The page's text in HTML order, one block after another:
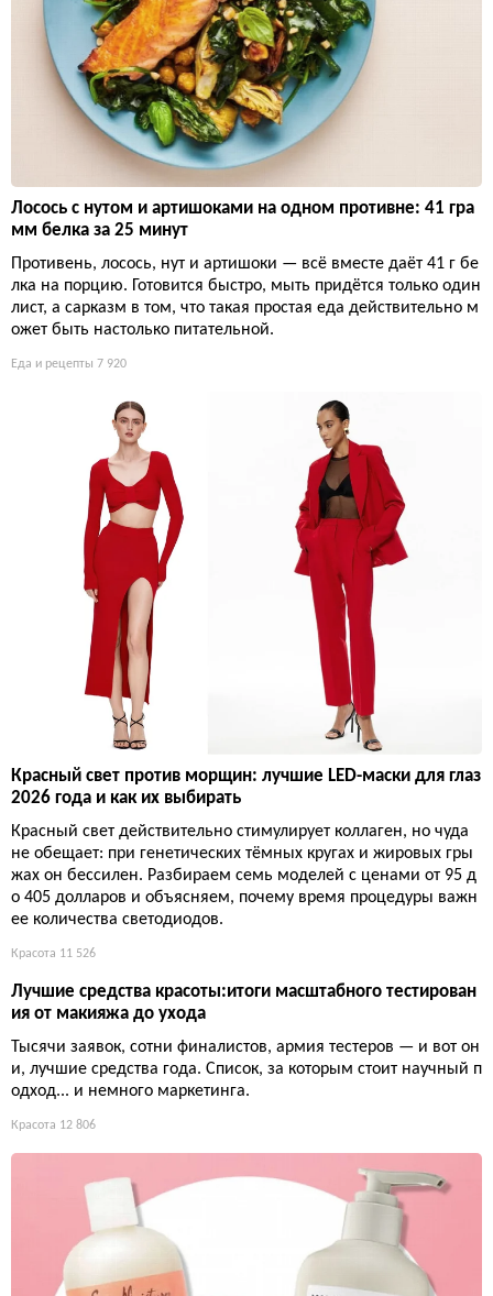
Лосось с нутом и артишоками на одном противне: 41 гра
мм белка за 25 минут
Противень, лосось, нут и артишоки — всё вместе даёт 41 г бе
лка на порцию. Готовится быстро, мыть придётся только один
лист, а сарказм в том, что такая простая еда действительно м
ожет быть настолько питательной.
Еда и рецепты 7 920
Красный свет против морщин: лучшие LED-маски для глаз
2026 года и как их выбирать
Красный свет действительно стимулирует коллаген, но чуда
не обещает: при генетических тёмных кругах и жировых гры
жах он бессилен. Разбираем семь моделей с ценами от 95 д
о 405 долларов и объясняем, почему время процедуры важн
ее количества светодиодов.
Красота 11 526
Лучшие средства красоты:итоги масштабного тестирован
ия от макияжа до ухода
Тысячи заявок, сотни финалистов, армия тестеров — и вот он
и, лучшие средства года. Список, за которым стоит научный п
одход... и немного маркетинга.
Красота 12 806